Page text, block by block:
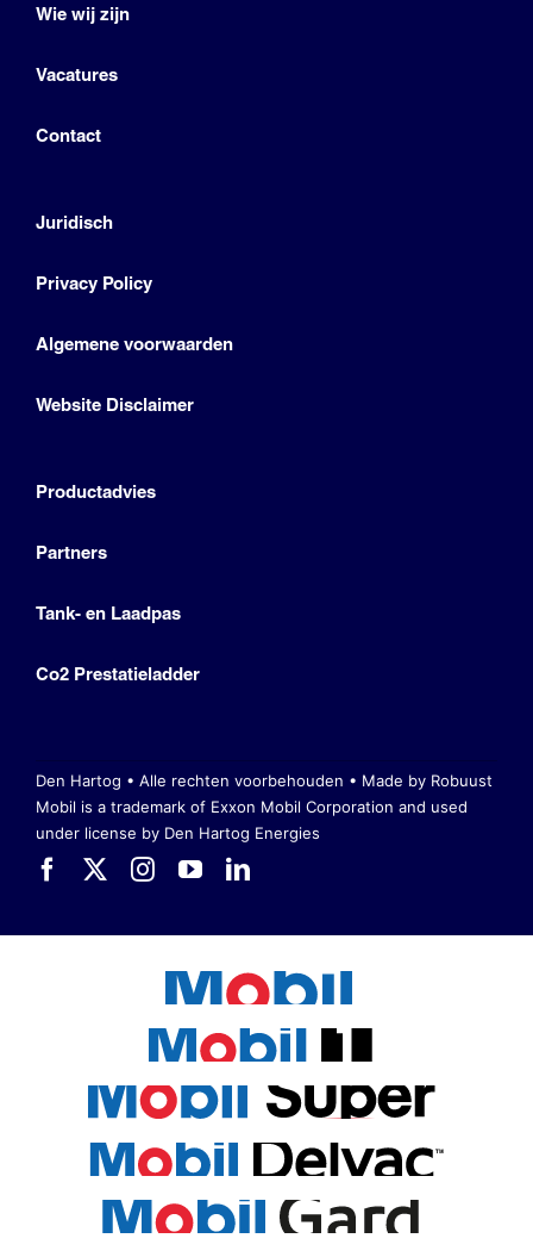
Wie wij zijn
Vacatures
Contact
Juridisch
Privacy Policy
Algemene voorwaarden
Website Disclaimer
Productadvies
Partners
Tank- en Laadpas
Co2 Prestatieladder
Den Hartog • Alle rechten voorbehouden • Made by Robuust
Mobil is a trademark of Exxon Mobil Corporation and used
under license by Den Hartog Energies